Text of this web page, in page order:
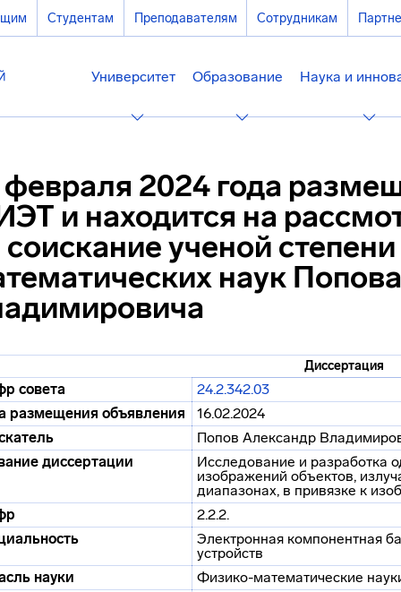
Студентам Преподавателям Сотрудникам
Университет Образование Наука и
февраля 2024 года
и находится на
соискание ученой
наук
Диссертация
совета
24.2.342.03
размещения объявления
16.02.2024
Попов Александр
диссертации
Исследование и разработка
изображений объектов,
диапазонах, в привязке к
2.2.2.
Электронная компонентная
устройств
науки
Физико-математические